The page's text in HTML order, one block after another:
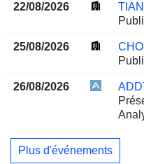
22/08/2026
25/08/2026
26/08/2026
Plus d'événements